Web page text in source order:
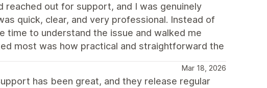
reached out for support, and I was genuinely
quick, clear, and very professional. Instead of
time to understand the issue and walked me
most was how practical and straightforward the
Mar 18, 2026
has been great, and they release regular